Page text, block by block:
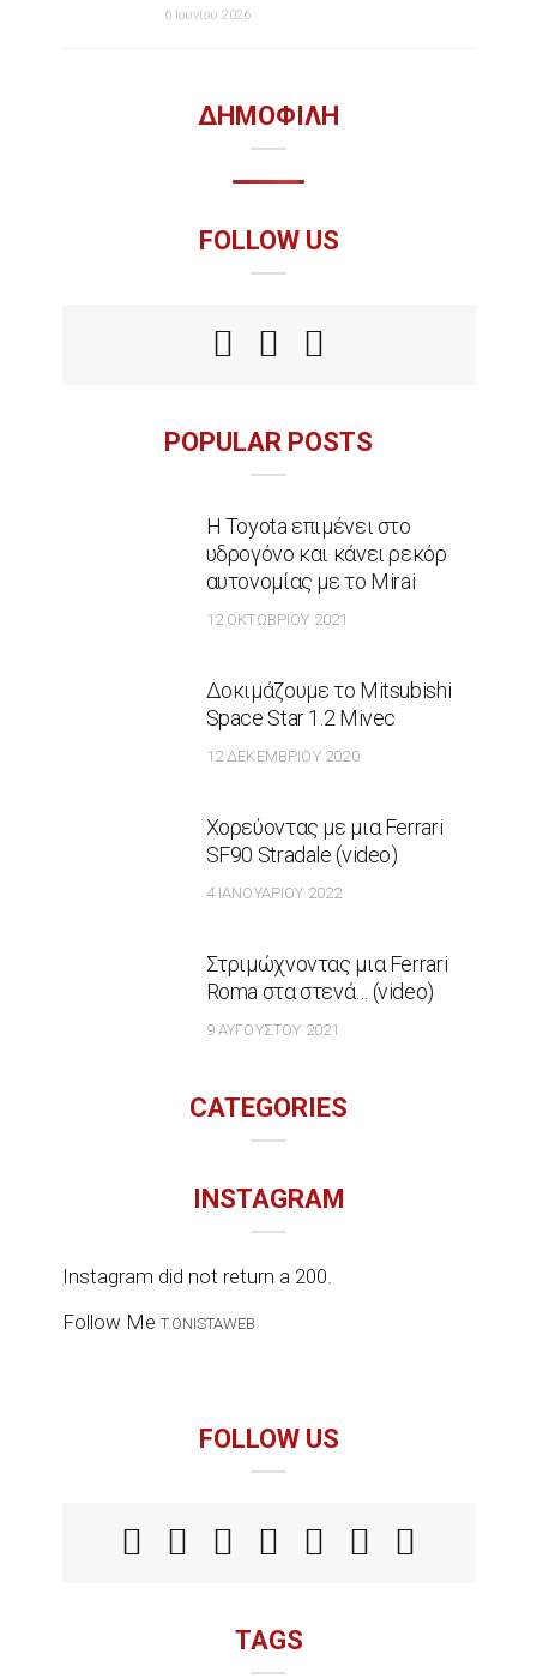
6 Ιουνίου 2026
ΔΗΜΟΦΙΛΗ
FOLLOW US
POPULAR POSTS
Η Toyota επιμένει στο
υδρογόνο και κάνει ρεκόρ
αυτονομίας με το Mirai
12 ΟΚΤΩΒΡΊΟΥ 2021
Δοκιμάζουμε το Mitsubishi
Space Star 1.2 Mivec
12 ΔΕΚΕΜΒΡΊΟΥ 2020
Χορεύοντας με μια Ferrari
SF90 Stradale (video)
4 ΙΑΝΟΥΑΡΊΟΥ 2022
Στριμώχνοντας μια Ferrari
Roma στα στενά… (video)
9 ΑΥΓΟΎΣΤΟΥ 2021
CATEGORIES
INSTAGRAM
Instagram did not return a 200.
Follow Me T.ONISTAWEB
FOLLOW US
TAGS